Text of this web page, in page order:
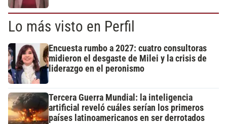
Lo más visto en Perfil
Encuesta rumbo a 2027: cuatro consultoras
midieron el desgaste de Milei y la crisis de
liderazgo en el peronismo
Tercera Guerra Mundial: la inteligencia
artificial reveló cuáles serían los primeros
países latinoamericanos en ser derrotados